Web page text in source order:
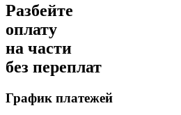
Разбейте
оплату
на части
без переплат
График платежей